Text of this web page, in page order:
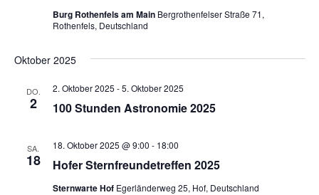
Burg Rothenfels am Main Bergrothenfelser Straße 71,
Rothenfels, Deutschland
Oktober 2025
DO.
2 100 Stunden Astronomie 2025
2. Oktober 2025 -5. Oktober 2025
SA.
18 Hofer Sternfreundetreffen 2025
18. Oktober 2025 @ 9:00 - 18:00
Sternwarte Hof Egerländerweg 25, Hof, Deutschland